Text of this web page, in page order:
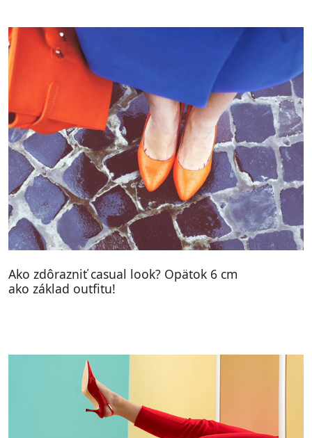
Ako zdôrazniť casual look? Opätok 6 cm
ako základ outfitu!